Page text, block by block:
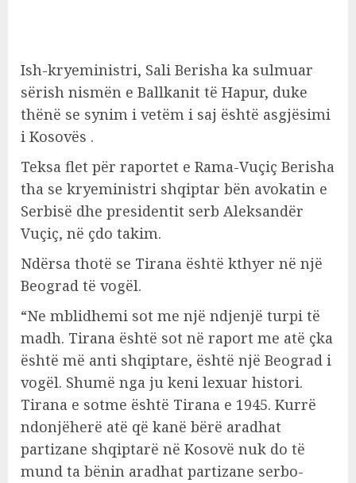
Ish-kryeministri, Sali Berisha ka sulmuar
sërish nismën e Ballkanit të Hapur, duke
thënë se synim i vetëm i saj është asgjësimi
i Kosovës .
Teksa flet për raportet e Rama-Vuçiç Berisha
tha se kryeministri shqiptar bën avokatin e
Serbisë dhe presidentit serb Aleksandër
Vuçiç, në çdo takim.
Ndërsa thotë se Tirana është kthyer në një
Beograd të vogël.
“Ne mblidhemi sot me një ndjenjë turpi të
madh. Tirana është sot në raport me atë çka
është më anti shqiptare, është një Beograd i
vogël. Shumë nga ju keni lexuar histori.
Tirana e sotme është Tirana e 1945. Kurrë
ndonjëherë atë që kanë bërë aradhat
partizane shqiptarë në Kosovë nuk do të
mund ta bënin aradhat partizane serbo-